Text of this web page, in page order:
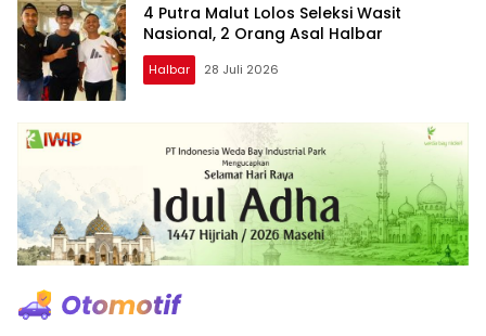
4 Putra Malut Lolos Seleksi Wasit
Nasional, 2 Orang Asal Halbar
Halbar 28 Juli 2026